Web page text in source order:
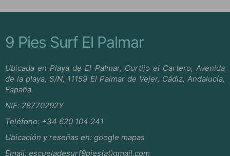
9 Pies Surf El Palmar
Ubicada en Playa de El Palmar, Cortijo el Cartero, Avenida
de la playa, S/N, 11159 El Palmar de Vejer, Cádiz, Andalucía,
España
NIF: 28770292Y
Teléfono: +34 620 104 241
Ubicación y reseñas en: google mapas
Email: escueladesurf9pies(at)gmail.com